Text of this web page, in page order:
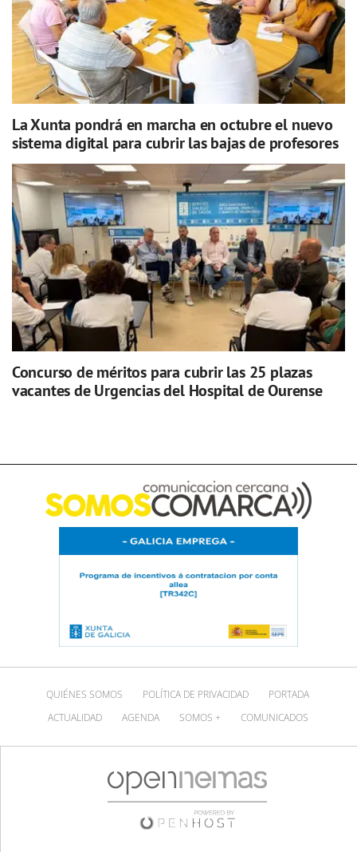
La Xunta pondrá en marcha en octubre el nuevo
sistema digital para cubrir las bajas de profesores
Concurso de méritos para cubrir las 25 plazas
vacantes de Urgencias del Hospital de Ourense
QUIÉNES SOMOS POLÍTICA DE PRIVACIDAD
PORTADA
ACTUALIDAD
AGENDA SOMOS + COMUNICADOS